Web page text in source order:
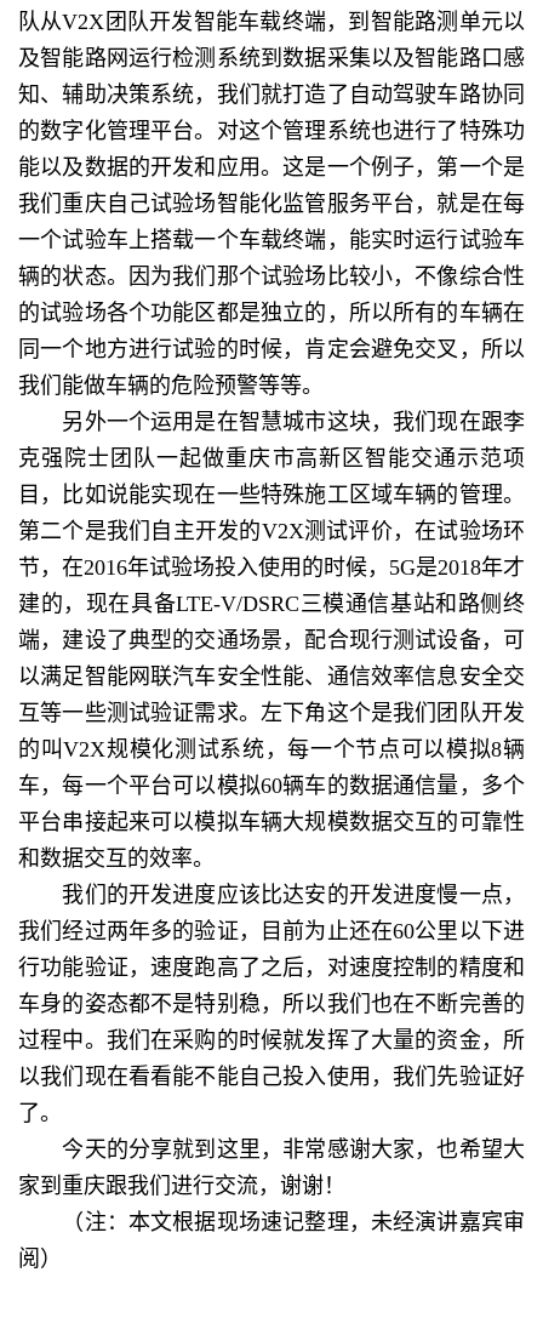
队从V2X团队开发智能车载终端，到智能路测单元以
及智能路网运行检测系统到数据采集以及智能路口感
知、辅助决策系统，我们就打造了自动驾驶车路协同
的数字化管理平台。对这个管理系统也进行了特殊功
能以及数据的开发和应用。这是一个例子，第一个是
我们重庆自己试验场智能化监管服务平台，就是在每
一个试验车上搭载一个车载终端，能实时运行试验车
辆的状态。因为我们那个试验场比较小，不像综合性
的试验场各个功能区都是独立的，所以所有的车辆在
同一个地方进行试验的时候，肯定会避免交叉，所以
我们能做车辆的危险预警等等。
另外一个运用是在智慧城市这块，我们现在跟李
克强院士团队一起做重庆市高新区智能交通示范项
目，比如说能实现在一些特殊施工区域车辆的管理。
第二个是我们自主开发的V2X测试评价，在试验场环
节，在2016年试验场投入使用的时候，5G是2018年才
建的，现在具备LTE-V/DSRC三模通信基站和路侧终
端，建设了典型的交通场景，配合现行测试设备，可
以满足智能网联汽车安全性能、通信效率信息安全交
互等一些测试验证需求。左下角这个是我们团队开发
的叫V2X规模化测试系统，每一个节点可以模拟8辆
车，每一个平台可以模拟60辆车的数据通信量，多个
平台串接起来可以模拟车辆大规模数据交互的可靠性
和数据交互的效率。
我们的开发进度应该比达安的开发进度慢一点，
我们经过两年多的验证，目前为止还在60公里以下进
行功能验证，速度跑高了之后，对速度控制的精度和
车身的姿态都不是特别稳，所以我们也在不断完善的
过程中。我们在采购的时候就发挥了大量的资金，所
以我们现在看看能不能自己投入使用，我们先验证好
了。
今天的分享就到这里，非常感谢大家，也希望大
家到重庆跟我们进行交流，谢谢！
（注：本文根据现场速记整理，未经演讲嘉宾审
阅）